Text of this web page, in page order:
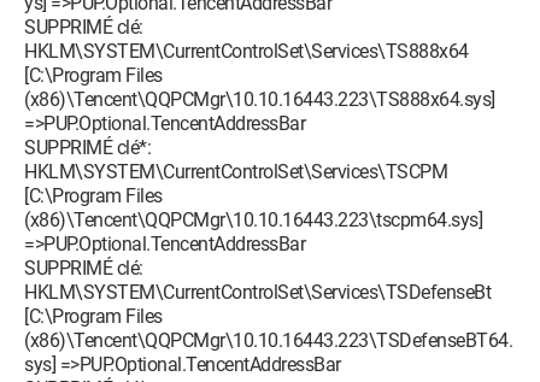
SUPPRIMÉ clé:
HKLM\SYSTEM\CurrentControlSet\Services\TS888x64
[C:\Program Files
(x86)\Tencent\QQPCMgr\10.10.16443.223\TS888x64.sys]
=>PUP.Optional.TencentAddressBar
SUPPRIMÉ clé*:
HKLM\SYSTEM\CurrentControlSet\Services\TSCPM
[C:\Program Files
(x86)\Tencent\QQPCMgr\10.10.16443.223\tscpm64.sys]
=>PUP.Optional.TencentAddressBar
SUPPRIMÉ clé:
HKLM\SYSTEM\CurrentControlSet\Services\TSDefenseBt
[C:\Program Files
(x86)\Tencent\QQPCMgr\10.10.16443.223\TSDefenseBT64.
sys] =>PUP.Optional.TencentAddressBar